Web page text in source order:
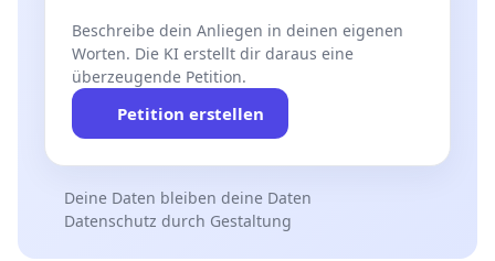
Beschreibe dein Anliegen in deinen eigenen
Worten. Die KI erstellt dir daraus eine
überzeugende Petition.
Petition erstellen
Deine Daten bleiben deine Daten
Datenschutz durch Gestaltung